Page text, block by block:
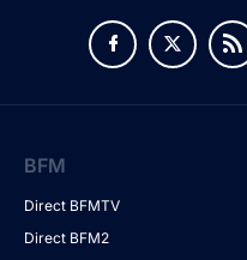
BFM
Direct BFMTV
Direct BFM2